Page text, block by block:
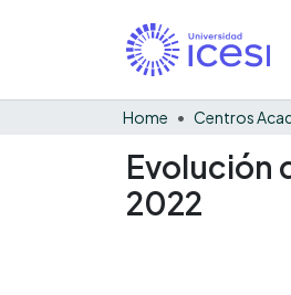
Home Centros
Evolución
2022